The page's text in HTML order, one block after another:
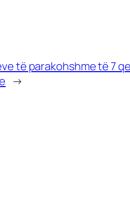
të parakohshme të 7
→